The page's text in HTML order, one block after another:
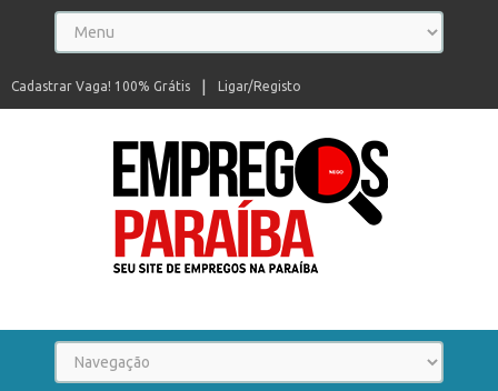
Ligar/Registo
Cadastrar Vaga! 100% Grátis